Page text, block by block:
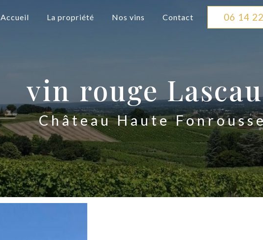
Accueil La propriété Nos vins Contact 06 14
vin rouge
Château Haute